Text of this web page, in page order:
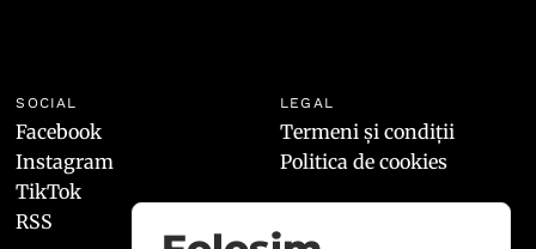
SOCIAL
Facebook
Instagram
TikTok
RSS
LEGAL
Termeni și condiții
Politica de cookies